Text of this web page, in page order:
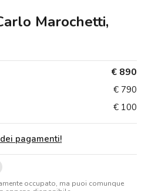
Marochetti,
€ 890
€ 790
€ 100
pagamenti!
occupato, ma puoi comunque